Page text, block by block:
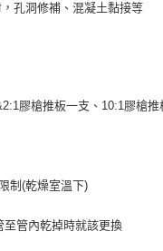
孔洞修補、混凝土黏接等
膠槍推板一支、10:1膠槍推
制(乾燥室溫下)
至管內乾掉時就該更換